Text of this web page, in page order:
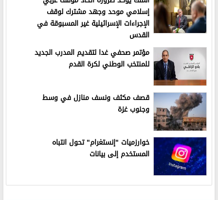
إسلامي موحد وجهد مشترك لوقف
الإجراءات الإسرائيلية غير المسبوقة في
القدس
مؤتمر صحفي غدا لتقديم المدرب الجديد
للمنتخب الوطني لكرة القدم
قصف مكثف ونسف منازل في وسط
وجنوب غزة
خوارزميات "إنستغرام" تحول انتباه
المستخدم إلى بيانات